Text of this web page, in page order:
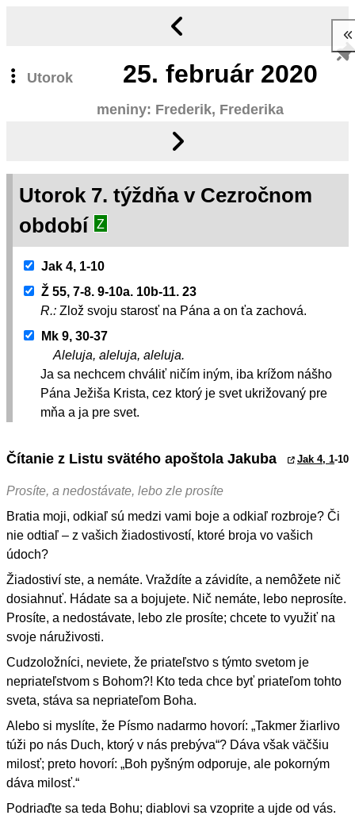
Utorok 25. február 2020
meniny: Frederik, Frederika
Utorok 7. týždňa v Cezročnom
období
Z
Jak 4, 1-10
Ž 55, 7-8. 9-10a. 10b-11. 23
R.: Zlož svoju starosť na Pána a on ťa zachová.
Mk 9, 30-37
Aleluja, aleluja, aleluja.
Ja sa nechcem chváliť ničím iným, iba krížom nášho
Pána Ježiša Krista, cez ktorý je svet ukrižovaný pre
mňa a ja pre svet.
Čítanie z Listu svätého apoštola Jakuba Jak 4, 1-10
Prosíte, a nedostávate, lebo zle prosíte
Bratia moji, odkiaľ sú medzi vami boje a odkiaľ rozbroje? Či
nie odtiaľ – z vašich žiadostivostí, ktoré broja vo vašich
údoch?
Žiadostiví ste, a nemáte. Vraždíte a závidíte, a nemôžete nič
dosiahnuť. Hádate sa a bojujete. Nič nemáte, lebo neprosíte.
Prosíte, a nedostávate, lebo zle prosíte; chcete to využiť na
svoje náruživosti.
Cudzoložníci, neviete, že priateľstvo s týmto svetom je
nepriateľstvom s Bohom?! Kto teda chce byť priateľom tohto
sveta, stáva sa nepriateľom Boha.
Alebo si myslíte, že Písmo nadarmo hovorí: „Takmer žiarlivo
túži po nás Duch, ktorý v nás prebýva“? Dáva však väčšiu
milosť; preto hovorí: „Boh pyšným odporuje, ale pokorným
dáva milosť.“
Podriaďte sa teda Bohu; diablovi sa vzoprite a ujde od vás.